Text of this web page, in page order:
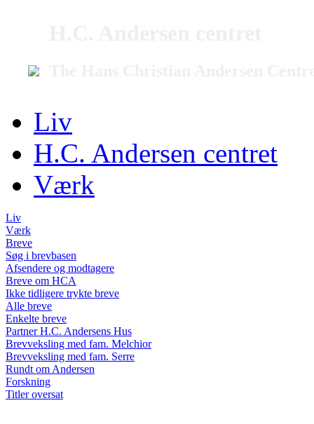
Liv
H.C. Andersen centret
Værk
Liv
Værk
Breve
Søg i brevbasen
Afsendere og modtagere
Breve om HCA
Ikke tidligere trykte breve
Alle breve
Enkelte breve
Partner H.C. Andersens Hus
Brevveksling med fam. Melchior
Brevveksling med fam. Serre
Rundt om Andersen
Forskning
Titler oversat